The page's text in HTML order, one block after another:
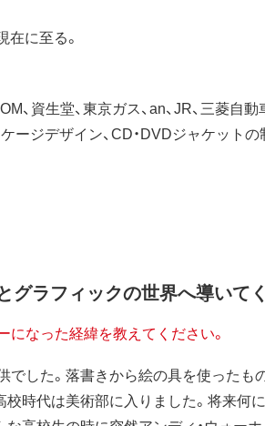
に至る。
、資生堂、東京ガス、an、JR、三菱自
ージデザイン、CD・DVDジャケットの
グラフィックの世界へ導いて
なった経緯を教えてください。
した。落書きから絵の具を使った
時代は美術部に入りました。将来何